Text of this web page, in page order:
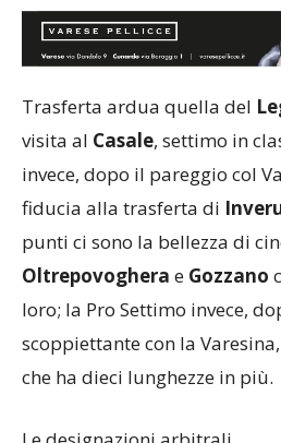
Trasferta ardua quella del
visita alCasale, settimo in
invece, dopo il pareggio col
fiducia alla trasferta di
punti ci sono la bellezza di
Oltrepovogherae Gozzano
loro; la Pro Settimo invece,
scoppiettante con la Varesina,